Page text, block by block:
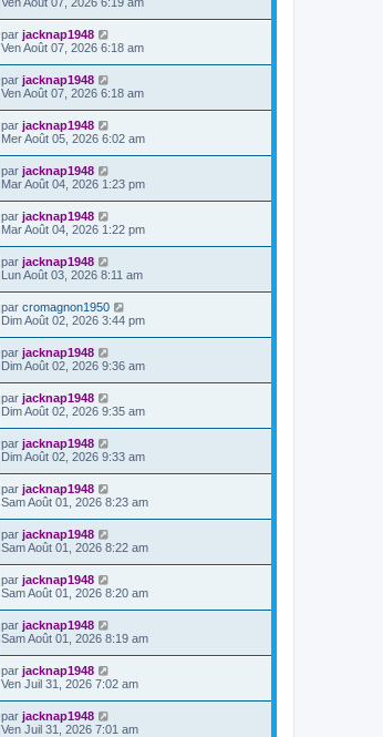
par jacknap1948
Ven Août 07, 2026 6:18 am
par jacknap1948
Ven Août 07, 2026 6:18 am
par jacknap1948
Mer Août 05, 2026 6:02 am
par jacknap1948
Mar Août 04, 2026 1:23 pm
par jacknap1948
Mar Août 04, 2026 1:22 pm
par jacknap1948
Lun Août 03, 2026 8:11 am
par cromagnon1950
Dim Août 02, 2026 3:44 pm
par jacknap1948
Dim Août 02, 2026 9:36 am
par jacknap1948
Dim Août 02, 2026 9:35 am
par jacknap1948
Dim Août 02, 2026 9:33 am
par jacknap1948
Sam Août 01, 2026 8:23 am
par jacknap1948
Sam Août 01, 2026 8:22 am
par jacknap1948
Sam Août 01, 2026 8:20 am
par jacknap1948
Sam Août 01, 2026 8:19 am
par jacknap1948
Ven Juil 31, 2026 7:02 am
par jacknap1948
Ven Juil 31, 2026 7:01 am